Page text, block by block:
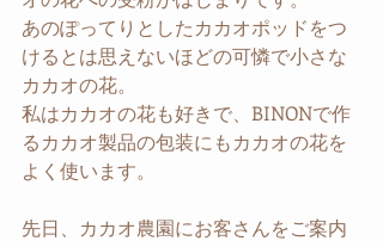
あのぽってりとしたカカオポッドをつ
けるとは思えないほどの可憐で小さな
カカオの花。
私はカカオの花も好きで、BINONで作
るカカオ製品の包装にもカカオの花を
よく使います。
先日、カカオ農園にお客さんをご案内